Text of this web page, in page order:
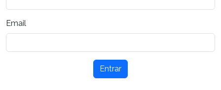
Email
Entrar